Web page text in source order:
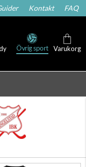
Kontakt FAQ
Övrig sport Varukorg